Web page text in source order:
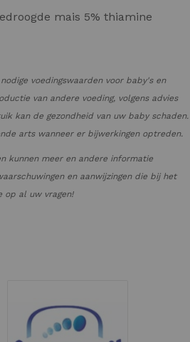
mais 5% thiamine
voedingswaarden voor baby's en
van andere voeding, volgens advies
kan de gezondheid van uw baby schaden.
arts wanneer er bijwerkingen optreden.
kunnen meer en andere informatie
en aanwijzingen die bij het
op al uw vragen!